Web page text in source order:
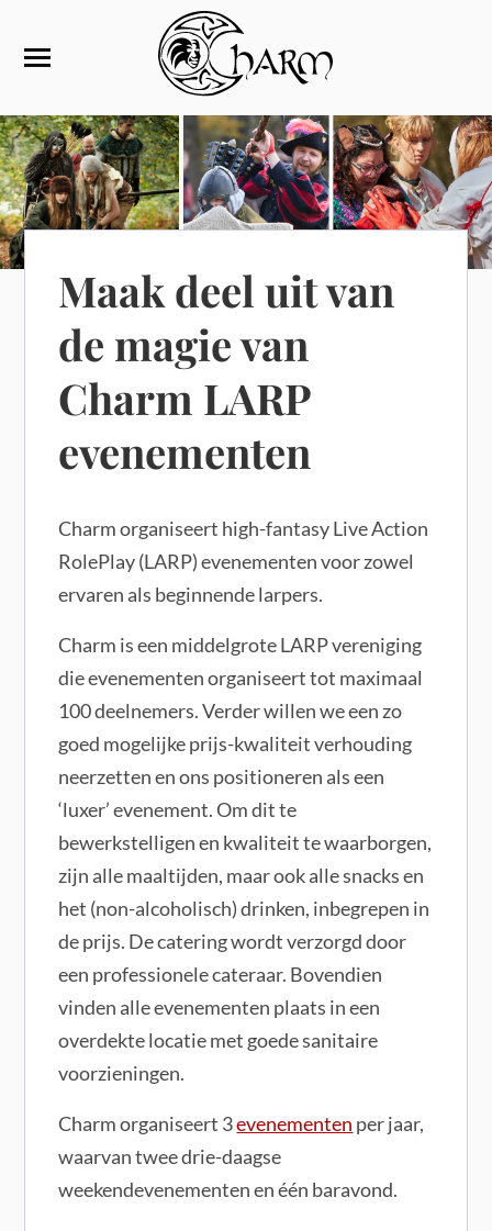
Maak deel uit van
de magie van
Charm LARP
evenementen
Charm organiseert high-fantasy Live Action
RolePlay (LARP) evenementen voor zowel
ervaren als beginnende larpers.
Charm is een middelgrote LARP vereniging
die evenementen organiseert tot maximaal
100 deelnemers. Verder willen we een zo
goed mogelijke prijs-kwaliteit verhouding
neerzetten en ons positioneren als een
‘luxer’ evenement. Om dit te
bewerkstelligen en kwaliteit te waarborgen,
zijn alle maaltijden, maar ook alle snacks en
het (non-alcoholisch) drinken, inbegrepen in
de prijs. De catering wordt verzorgd door
een professionele cateraar. Bovendien
vinden alle evenementen plaats in een
overdekte locatie met goede sanitaire
voorzieningen.
Charm organiseert 3evenementen per jaar,
waarvan twee drie-daagse
weekendevenementen en één baravond.